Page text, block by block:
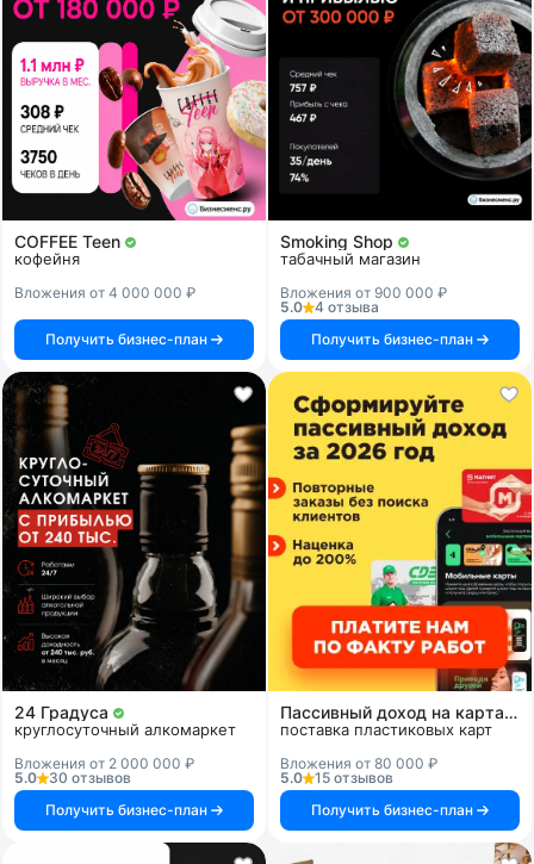
COFFEE Teen
кофейня
Вложения от 4 000 000 ₽
Получить бизнес-план
Smoking Shop
табачный магазин
Вложения от 900 000 ₽
5.0
4 отзыва
Получить бизнес-план
24 Градуса
круглосуточный алкомаркет
Вложения от 2 000 000 ₽
5.0
30 отзывов
Получить бизнес-план
Пассивный доход на картах и системах
поставка пластиковых карт
Вложения от 80 000 ₽
5.0
15 отзывов
Получить бизнес-план